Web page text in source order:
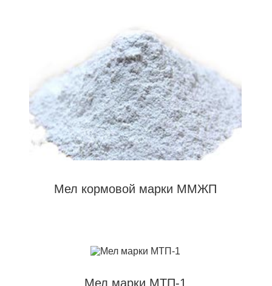
Мел кормовой марки ММЖП
Мел марки МТП-1